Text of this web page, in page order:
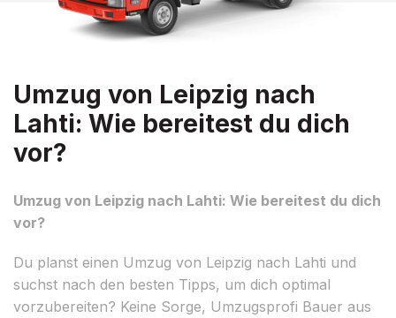
Umzug von Leipzig nach
Lahti: Wie bereitest du dich
vor?
Umzug von Leipzig nach Lahti: Wie bereitest du dich
vor?
Du planst einen Umzug von Leipzig nach Lahti und
suchst nach den besten Tipps, um dich optimal
vorzubereiten? Keine Sorge, Umzugsprofi Bauer aus